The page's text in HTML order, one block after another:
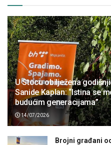
U Stocu obilježena
Sanide Kaplan: “Istina se
budućim generacijama”
14/07/2026
Brojni građani